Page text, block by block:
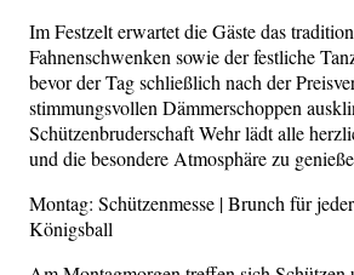
Im Festzelt erwartet die Gäste das
Fahnenschwenken sowie der festliche
bevor der Tag schließlich nach der
stimmungsvollen Dämmerschoppen
Schützenbruderschaft Wehr lädt alle
und die besondere Atmosphäre zu
Montag: Schützenmesse | Brunch für
Königsball